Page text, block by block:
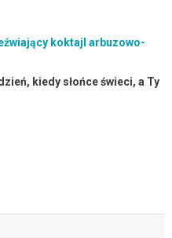
koktajl arbuzowo-
kiedy słońce świeci, a Ty